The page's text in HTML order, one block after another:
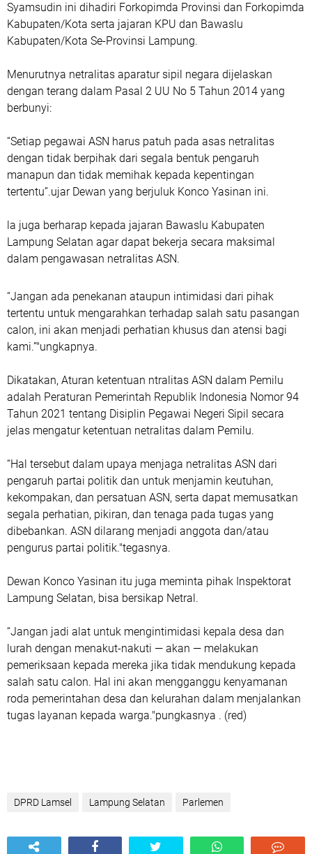
Syamsudin ini dihadiri Forkopimda Provinsi dan Forkopimda
Kabupaten/Kota serta jajaran KPU dan Bawaslu
Kabupaten/Kota Se-Provinsi Lampung.
Menurutnya netralitas aparatur sipil negara dijelaskan
dengan terang dalam Pasal 2 UU No 5 Tahun 2014 yang
berbunyi:
“Setiap pegawai ASN harus patuh pada asas netralitas
dengan tidak berpihak dari segala bentuk pengaruh
manapun dan tidak memihak kepada kepentingan
tertentu”.ujar Dewan yang berjuluk Konco Yasinan ini.
la juga berharap kepada jajaran Bawaslu Kabupaten
Lampung Selatan agar dapat bekerja secara maksimal
dalam pengawasan netralitas ASN.
“Jangan ada penekanan ataupun intimidasi dari pihak
tertentu untuk mengarahkan terhadap salah satu pasangan
calon, ini akan menjadi perhatian khusus dan atensi bagi
kami.”"ungkapnya.
Dikatakan, Aturan ketentuan ntralitas ASN dalam Pemilu
adalah Peraturan Pemerintah Republik Indonesia Nomor 94
Tahun 2021 tentang Disiplin Pegawai Negeri Sipil secara
jelas mengatur ketentuan netralitas dalam Pemilu.
“Hal tersebut dalam upaya menjaga netralitas ASN dari
pengaruh partai politik dan untuk menjamin keutuhan,
kekompakan, dan persatuan ASN, serta dapat memusatkan
segala perhatian, pikiran, dan tenaga pada tugas yang
dibebankan. ASN dilarang menjadi anggota dan/atau
pengurus partai politik."tegasnya.
Dewan Konco Yasinan itu juga meminta pihak Inspektorat
Lampung Selatan, bisa bersikap Netral.
“Jangan jadi alat untuk mengintimidasi kepala desa dan
lurah dengan menakut-nakuti — akan — melakukan
pemeriksaan kepada mereka jika tidak mendukung kepada
salah satu calon. Hal ini akan mengganggu kenyamanan
roda pemerintahan desa dan kelurahan dalam menjalankan
tugas layanan kepada warga."pungkasnya . (red)
DPRD Lamsel Lampung Selatan Parlemen